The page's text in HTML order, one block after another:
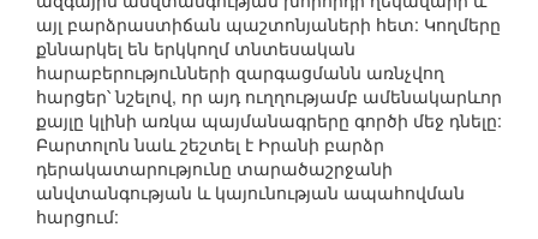
այլ բարձրաստիճան պաշտոնյաների հետ: Կողմերը
քննարկել են երկկողմ տնտեսական
հարաբերությունների զարգացմանն առնչվող
հարցեր՝ նշելով, որ այդ ուղղությամբ ամենակարևոր
քայլը կլինի առկա պայմանագրերը գործի մեջ դնելը:
Բարտոլոն նաև շեշտել է Իրանի բարձր
դերակատարությունը տարածաշրջանի
անվտանգության և կայունության ապահովման
հարցում: